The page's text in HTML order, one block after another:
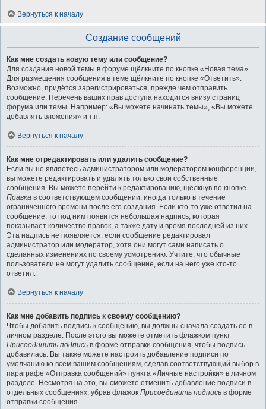
Вернуться к началу
Создание сообщений
Как мне создать новую тему или сообщение?
Для создания новой темы в форуме щёлкните по кнопке «Новая тема».
Для размещения сообщения в теме щёлкните по кнопке «Ответить».
Возможно, придётся зарегистрироваться, прежде чем отправить
сообщение. Перечень ваших прав доступа находится внизу страниц
форума или темы. Например: «Вы можете начинать темы», «Вы можете
добавлять вложения» и т.п.
Вернуться к началу
Как мне отредактировать или удалить сообщение?
Если вы не являетесь администратором или модератором конференции,
вы можете редактировать и удалять только свои собственные
сообщения. Вы можете перейти к редактированию, щёлкнув по кнопке
Правка в соответствующем сообщении, иногда только в течение
ограниченного времени после его создания. Если кто-то уже ответил на
сообщение, то под ним появится небольшая надпись, которая
показывает количество правок, а также дату и время последней из них.
Эта надпись не появляется, если сообщение редактировал
администратор или модератор, хотя они могут сами написать о
сделанных изменениях по своему усмотрению. Учтите, что обычные
пользователи не могут удалить сообщение, если на него уже кто-то
ответил.
Вернуться к началу
Как мне добавить подпись к своему сообщению?
Чтобы добавить подпись к сообщению, вы должны сначала создать её в
личном разделе. После этого вы можете отметить флажком пункт
Присоединить подпись в форме отправки сообщения, чтобы подпись
добавилась. Вы также можете настроить добавление подписи по
умолчанию ко всем вашим сообщениям, сделав соответствующий выбор в
параграфе «Отправка сообщений» пункта «Личные настройки» в личном
разделе. Несмотря на это, вы сможете отменить добавление подписи в
отдельных сообщениях, убрав флажок Присоединить подпись в форме
отправки сообщения.